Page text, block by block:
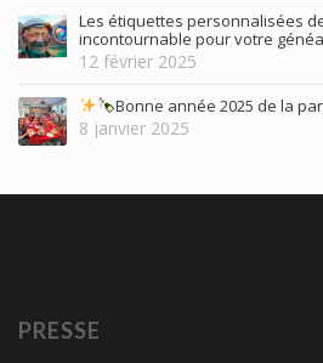
Les étiquettes personnalisées
incontournable pour votre
12 février 2025
Bonne année 2025 de la
8 janvier 2025
PRESSE